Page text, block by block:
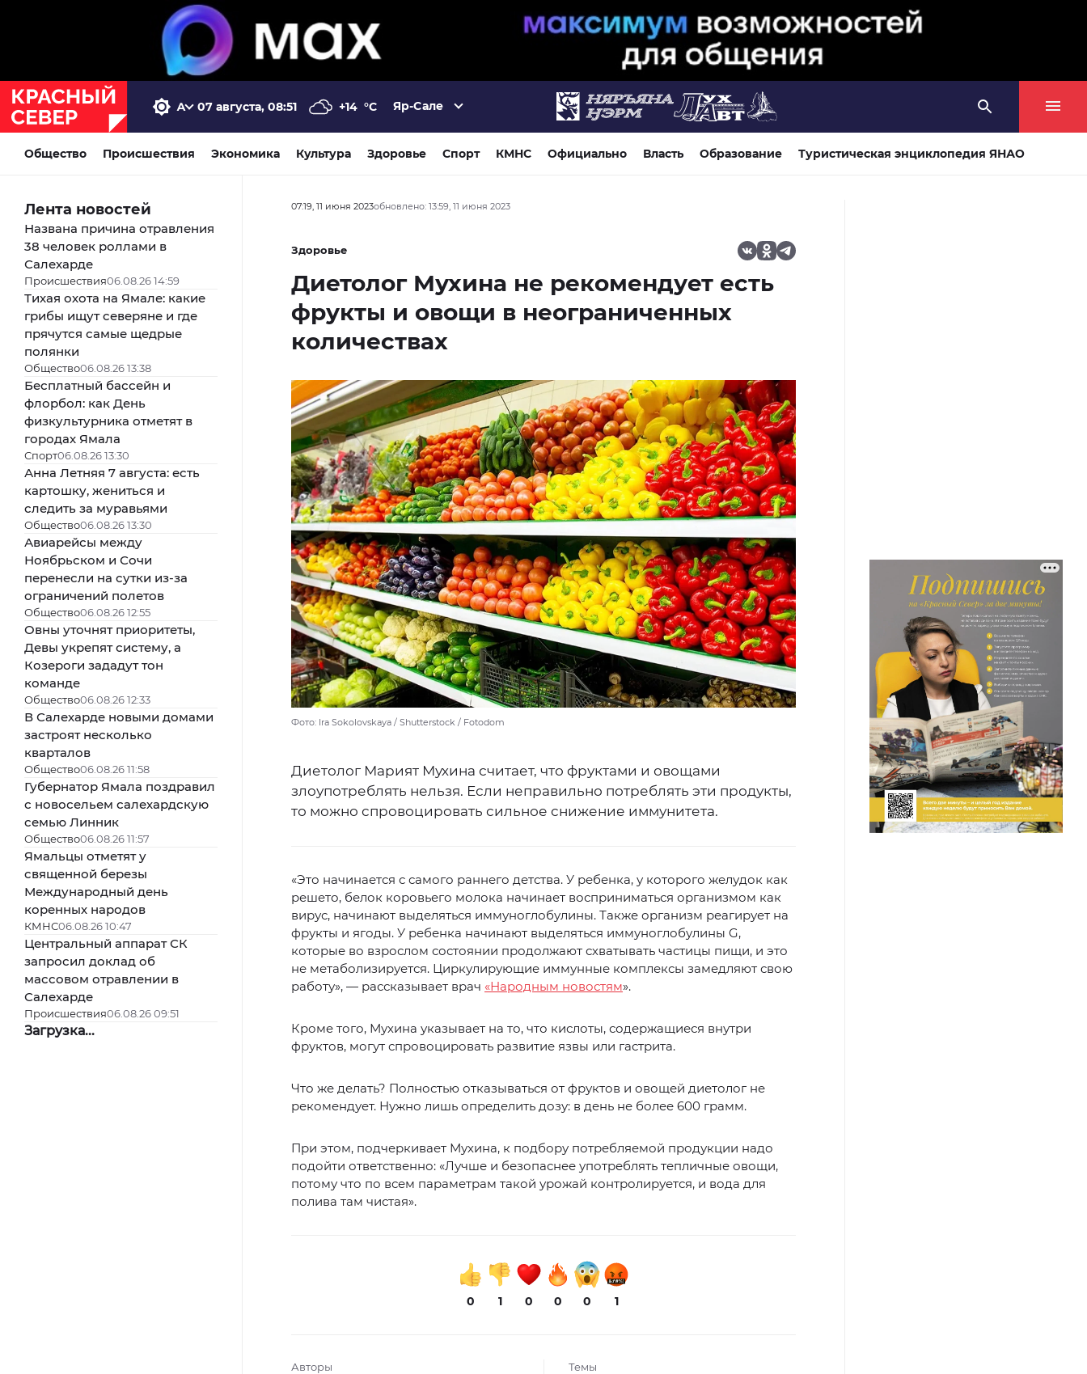
07 августа, 08:51 +14 °C Яр-Сале
Общество Происшествия Экономика Культура Здоровье Спорт КМНС Официально Власть Образование Туристическая энциклопедия ЯНАО
Лента новостей
Названа причина отравления
38 человек роллами в
Салехарде
Происшествия06.08.26 14:59
Тихая охота на Ямале: какие
грибы ищут северяне и где
прячутся самые щедрые
полянки
Общество06.08.26 13:38
Бесплатный бассейн и
флорбол: как День
физкультурника отметят в
городах Ямала
Спорт06.08.26 13:30
Анна Летняя 7 августа: есть
картошку, жениться и
следить за муравьями
Общество06.08.26 13:30
Авиарейсы между
Ноябрьском и Сочи
перенесли на сутки из-за
ограничений полетов
Общество06.08.26 12:55
Овны уточнят приоритеты,
Девы укрепят систему, а
Козероги зададут тон
команде
Общество06.08.26 12:33
В Салехарде новыми домами
застроят несколько
кварталов
Общество06.08.26 11:58
Губернатор Ямала поздравил
с новосельем салехардскую
семью Линник
Общество06.08.26 11:57
Ямальцы отметят у
священной березы
Международный день
коренных народов
КМНС06.08.26 10:47
Центральный аппарат СК
запросил доклад об
массовом отравлении в
Салехарде
Происшествия06.08.26 09:51
Загрузка...
07:19, 11 июня 2023обновлено: 13:59, 11 июня 2023
Здоровье
Диетолог Мухина не рекомендует есть
фрукты и овощи в неограниченных
количествах
Фото: Ira Sokolovskaya / Shutterstock / Fotodom
Диетолог Марият Мухина считает, что фруктами и овощами
злоупотреблять нельзя. Если неправильно потреблять эти продукты,
то можно спровоцировать сильное снижение иммунитета.
«Это начинается с самого раннего детства. У ребенка, у которого желудок как
решето, белок коровьего молока начинает восприниматься организмом как
вирус, начинают выделяться иммуноглобулины. Также организм реагирует на
фрукты и ягоды. У ребенка начинают выделяться иммуноглобулины G,
которые во взрослом состоянии продолжают схватывать частицы пищи, и это
не метаболизируется. Циркулирующие иммунные комплексы замедляют свою
работу», — рассказывает врач «Народным новостям».
Кроме того, Мухина указывает на то, что кислоты, содержащиеся внутри
фруктов, могут спровоцировать развитие язвы или гастрита.
Что же делать? Полностью отказываться от фруктов и овощей диетолог не
рекомендует. Нужно лишь определить дозу: в день не более 600 грамм.
При этом, подчеркивает Мухина, к подбору потребляемой продукции надо
подойти ответственно: «Лучше и безопаснее употреблять тепличные овощи,
потому что по всем параметрам такой урожай контролируется, и вода для
полива там чистая».
0 1 0 0 0 1
Авторы Темы